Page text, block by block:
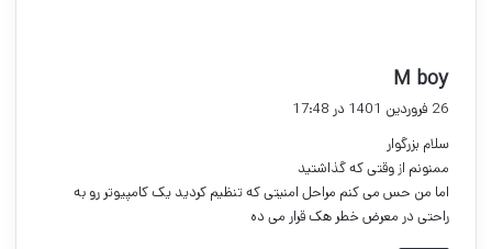
M boy
ت
:
26 فروردین 1401 در 17:48
سلام بزرگوار
ممنونم از وقتی که گذاشتید
اما من حس می کنم مراحل امنیتی که تنظیم کردید یک کامپیوتر رو به
راحتی در معرض خطر هک قرار می ده